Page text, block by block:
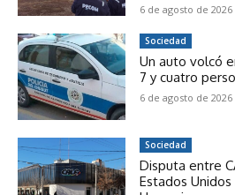
6 de agosto de 2026
Sociedad
Un auto volcó
7 y cuatro
6 de agosto de 2026
Sociedad
Disputa entre
Estados